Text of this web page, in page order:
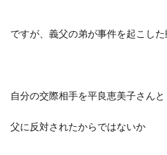
ですが、義父の弟が事件を起こし
自分の交際相手を平良恵美子さんと
父に反対されたからではないか